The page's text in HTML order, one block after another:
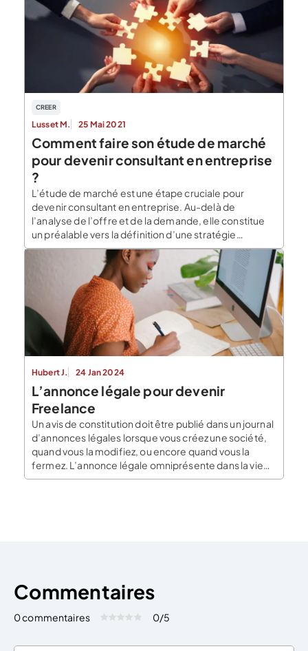
sur les différents types de food truck qui existent.
Nous terminons par un point rapide […]
CREER
Lusset M. 25 Mai 2021
Comment faire son étude de marché
pour devenir consultant en entreprise
?
L’étude de marché est une étape cruciale pour
devenir consultant en entreprise. Au-delà de
l’analyse de l’offre et de la demande, elle constitue
un préalable vers la définition d’une stratégie
commerciale efficace. L’étude de marché pour
devenir consultant en entreprise permet également
de déceler les éventuels freins à la productivité de
l’entreprise de conseil. Le […]
Hubert J. 24 Jan 2024
L’annonce légale pour devenir
Freelance
Un avis de constitution doit être publié dans un journal
d’annonces légales lorsque vous créez une société,
quand vous la modifiez, ou encore quand vous la
fermez. L’annonce légale omniprésente dans la vie
d’une société de freelance Pour une activité de
Commentaires
0 commentaires Évaluez cet article:
0/5